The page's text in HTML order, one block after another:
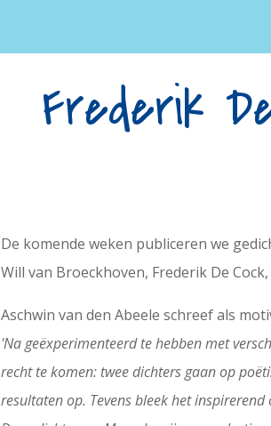
Frederik
De komende weken publiceren we
Will van Broeckhoven, Frederik De
Aschwin van den Abeele schreef als
'Na geëxperimenteerd te hebben met
recht te komen: twee dichters gaan op
resultaten op. Tevens bleek het